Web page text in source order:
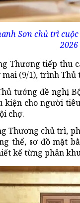
Sơn chủ trì
Thương tiếp
(9/1), trình
tướng đề nghị
kiện cho người
chợ.
Thương chủ trì,
thể, sơ đồ mặt
kế từng phân